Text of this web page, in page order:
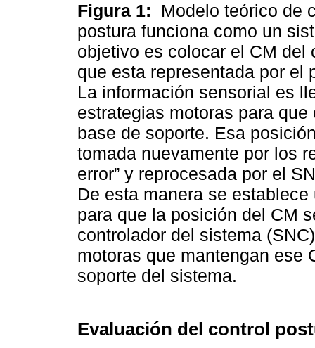
Figura 1: Modelo teórico de
postura funciona como un
objetivo es colocar el CM del
que esta representada por el
La información sensorial es
estrategias motoras para
base de soporte. Esa
tomada nuevamente por los
error” y reprocesada por el
De esta manera se
para que la posición del CM
controlador del sistema
motoras que mantengan ese
soporte del sistema.
Evaluación del control